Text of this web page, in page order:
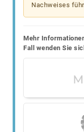
Nachweises
Mehr
Fall wenden Sie